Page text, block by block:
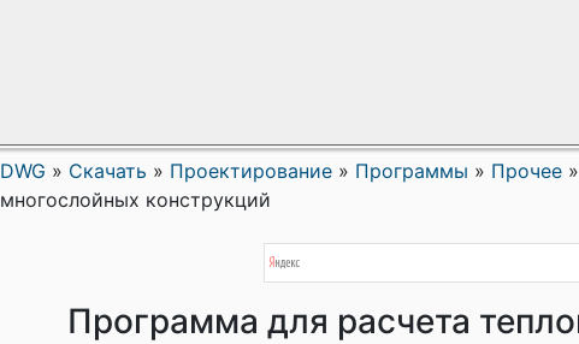
DWG » Скачать » Проектирование » Программы » Прочее »
многослойных конструкций
Программа для расчета